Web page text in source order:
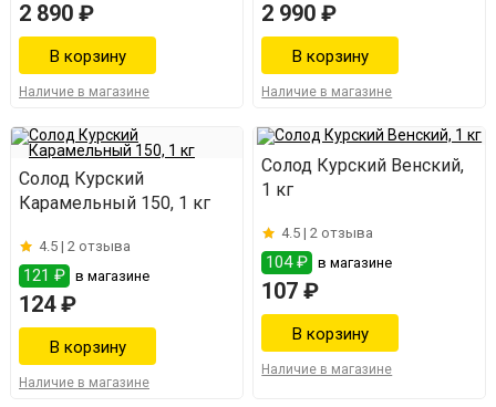
2 890 ₽
Наличие в магазине
2 990 ₽
Наличие в магазине
Солод Курский
Карамельный 150, 1 кг
4.5 | 2 отзыва
121 ₽ в магазине
124 ₽
Наличие в магазине
Солод Курский Венский,
1 кг
4.5 |2 отзыва
104 ₽ в магазине
107 ₽
Наличие в магазине